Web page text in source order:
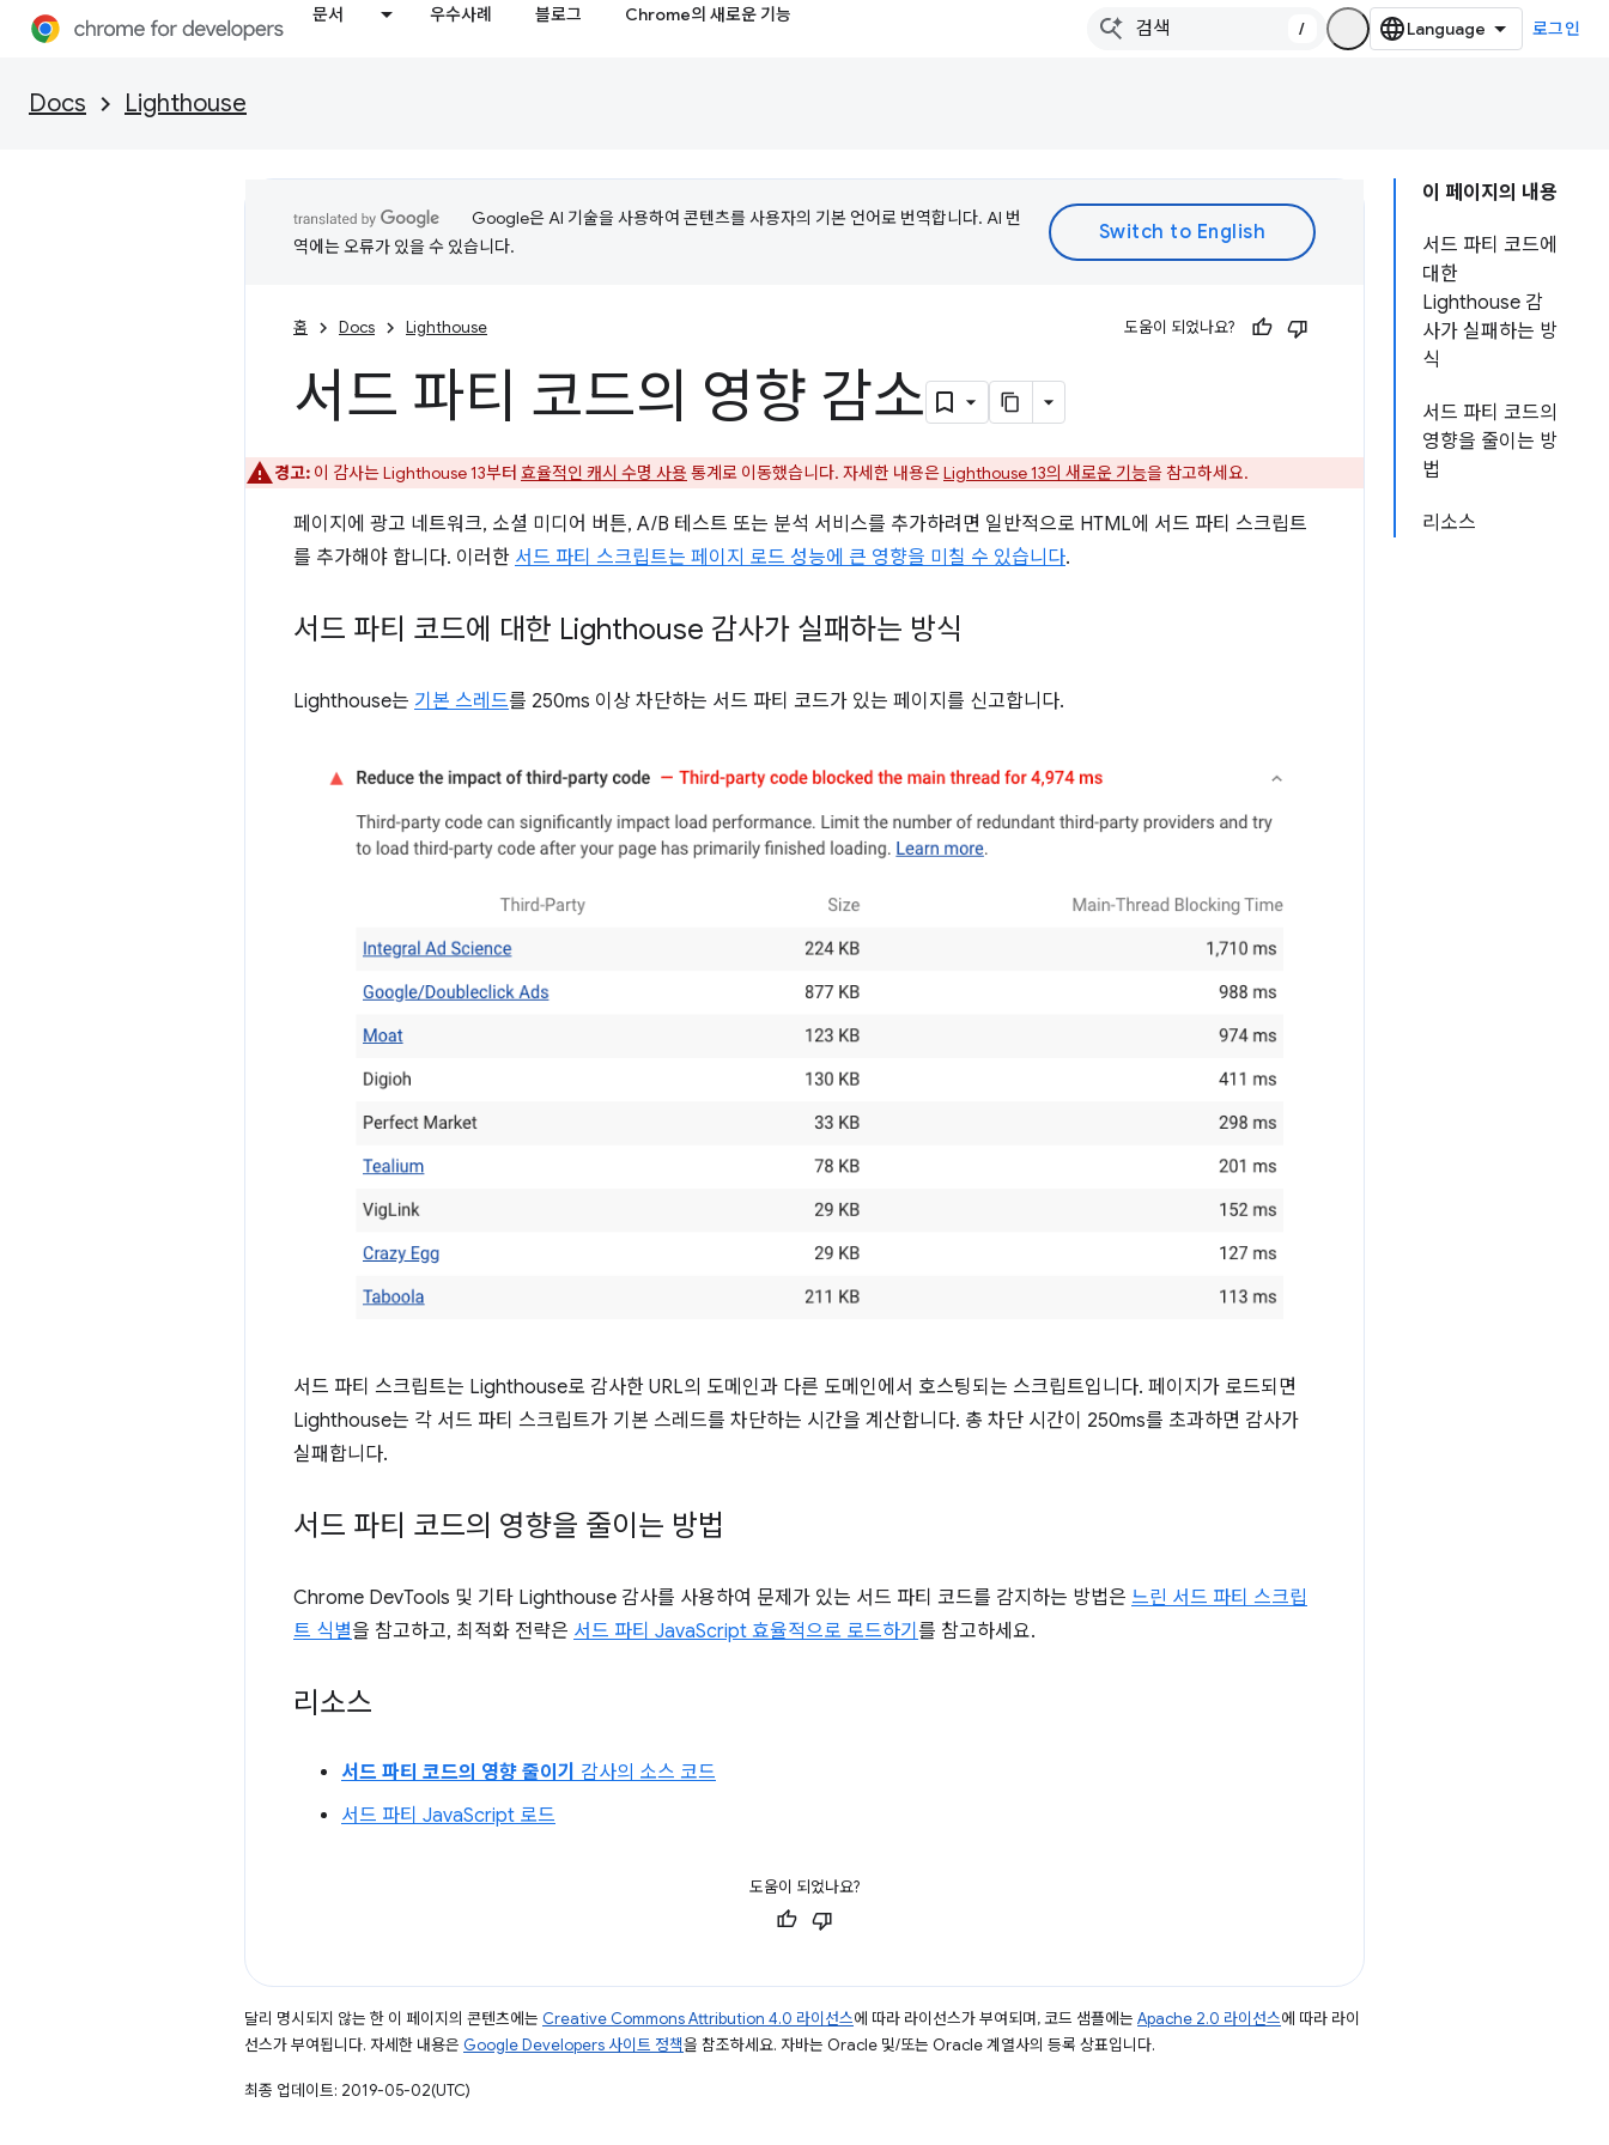
문서 우수사례 블로그 Chrome의 새로운 기능
/ 로그인
Docs Lighthouse
이 페이지의 내용
서드 파티 코드에
대한
Lighthouse 감
사가 실패하는 방
식
서드 파티 코드의
영향을 줄이는 방
법
리소스
Google은 AI 기술을 사용하여 콘텐츠를 사용자의 기본 언어로 번역합니다. AI 번
역에는 오류가 있을 수 있습니다.
홈 Docs Lighthouse 도움이 되었나요?
서드 파티 코드의 영향 감소
경고: 이 감사는 Lighthouse 13부터 효율적인 캐시 수명 사용 통계로 이동했습니다. 자세한 내용은Lighthouse 13의 새로운 기능을 참고하세요.
페이지에 광고 네트워크, 소셜 미디어 버튼, A/B 테스트 또는 분석 서비스를 추가하려면 일반적으로 HTML에 서드 파티 스크립트
를 추가해야 합니다. 이러한 서드 파티 스크립트는 페이지 로드 성능에 큰 영향을 미칠 수 있습니다.
서드 파티 코드에 대한 Lighthouse 감사가 실패하는 방식
Lighthouse는 기본 스레드를 250ms 이상 차단하는 서드 파티 코드가 있는 페이지를 신고합니다.
서드 파티 스크립트는 Lighthouse로 감사한 URL의 도메인과 다른 도메인에서 호스팅되는 스크립트입니다. 페이지가 로드되면
Lighthouse는 각 서드 파티 스크립트가 기본 스레드를 차단하는 시간을 계산합니다. 총 차단 시간이 250ms를 초과하면 감사가
실패합니다.
서드 파티 코드의 영향을 줄이는 방법
Chrome DevTools 및 기타 Lighthouse 감사를 사용하여 문제가 있는 서드 파티 코드를 감지하는 방법은 느린 서드 파티 스크립
트 식별을 참고하고, 최적화 전략은 서드 파티 JavaScript 효율적으로 로드하기 를 참고하세요.
리소스
서드 파티 코드의 영향 줄이기 감사의 소스 코드
서드 파티 JavaScript 로드
도움이 되었나요?
달리 명시되지 않는 한 이 페이지의 콘텐츠에는 Creative Commons Attribution 4.0 라이선스에 따라 라이선스가 부여되며, 코드 샘플에는 Apache 2.0 라이선스에 따라 라이
선스가 부여됩니다. 자세한 내용은 Google Developers 사이트 정책을 참조하세요. 자바는 Oracle 및/또는 Oracle 계열사의 등록 상표입니다.
최종 업데이트: 2019-05-02(UTC)